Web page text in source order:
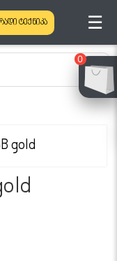
0
ტექნიკა ☰